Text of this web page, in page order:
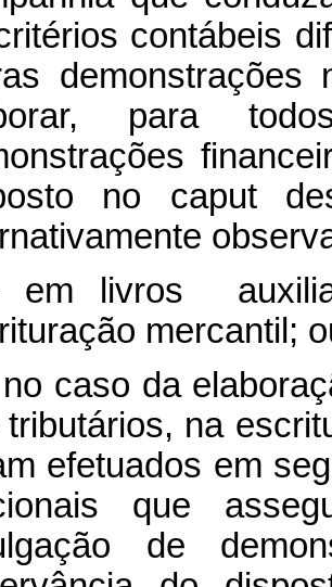
contábeis
para
no caput
livros
mercantil;
caso da
na
efetuados em
que
de